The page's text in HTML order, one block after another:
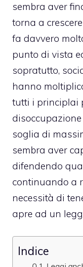
sembra aver
torna a
fa davvero
punto di vista
sopratutto,
hanno
tutti i principlai
soglia di
sembra aver
difendendo
continuando a
necessità di
apre ad un
Indice